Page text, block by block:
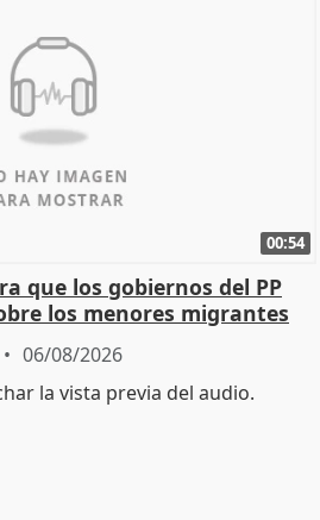
00:54
que los gobiernos del PP
los menores migrantes
06/08/2026